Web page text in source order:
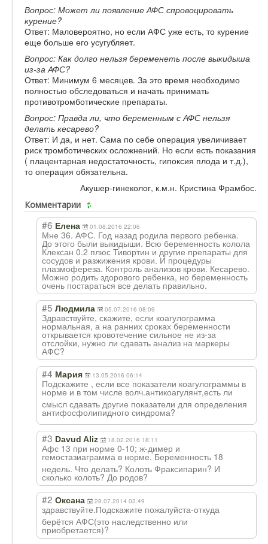
Вопрос: Может ли появление АФС спровоцировать
курение?
Ответ: Маловероятно, но если АФС уже есть, то курение
еще больше его усугубляет.
Вопрос: Как долго нельзя беременеть после выкидыша
из-за АФС?
Ответ: Минимум 6 месяцев. За это время необходимо
полностью обследоваться и начать принимать
противотромботические препараты.
Вопрос: Правда ли, что беременным с АФС нельзя
делать кесарево?
Ответ: И да, и нет. Сама по себе операция увеличивает
риск тромботических осложнений. Но если есть показания
( плацентарная недостаточность, гипоксия плода и т.д.),
то операция обязательна.
Акушер-гинеколог, к.м.н. Кристина Фрамбос.
Комментарии
#6 Елена 01.08.2016 22:06
Мне 36. АФС. Год назад родила первого ребенка.
До этого были выкидыши. Всю беременность колола
Клексан 0.2 плюс Тивортин и другие препараты для
сосудов и разжижения крови. И процедуры
плазмофереза. Контроль анализов крови. Кесарево.
Можно родить здорового ребенка, но беременность
очень постараться все делать правильно.
#5 Людмила 05.07.2016 08:09
Здравствуйте, скажите, если коагулограмма
нормальная, а на ранних сроках беременности
открывается кровотечение сильное не из-за
отслойки, нужно ли сдавать анализ на маркеры
АФС?
#4 Мария 13.05.2016 06:14
Подскажите , если все показатели коагулограммы в
норме и в том числе волч.антикоагулянт,есть ли
смысл сдавать другие показатели для определения
антифосфолипидного синдрома?
#3 Davud Aliz 18.02.2016 18:11
Афс 13 при норме 0-10; ж-димер и
гемостазиаграмма в норме. Беременность 18
недель. Что делать? Колоть Фраксипарин? И
сколько колоть? До родов?
#2 Оксана 28.07.2014 03:49
здравствуйте.Подскажите пожалуйста-откуда
берётся АФС(это наследственно или
приобретается)?